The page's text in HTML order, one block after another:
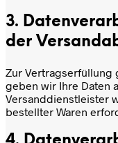
3.
der
Zur Vertragserfüllung
geben wir Ihre Daten
Versanddienstleister
bestellter Waren